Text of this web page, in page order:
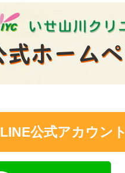
LINE公式アカウント